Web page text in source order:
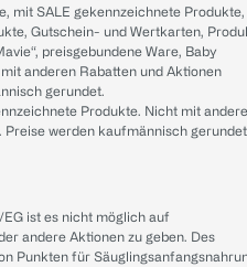
mit SALE gekennzeichnete Produkte,
Gutschein- und Wertkarten,
preisgebundene Ware, Baby
anderen Rabatten und Aktionen
gerundet.
Produkte. Nicht mit
werden kaufmännisch
ist es nicht möglich auf
andere Aktionen zu geben. Des
Punkten für